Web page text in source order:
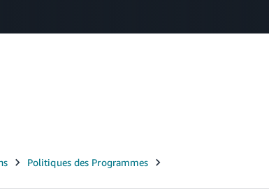
Select your preferred language